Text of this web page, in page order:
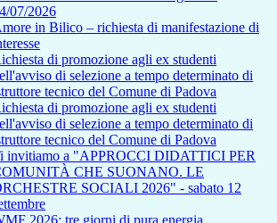
07/2026
in Bilico – richiesta di manifestazione di
di promozione agli ex studenti
di selezione a tempo determinato di
tecnico del Comune di Padova
di promozione agli ex studenti
di selezione a tempo determinato di
tecnico del Comune di Padova
invitiamo a "APPROCCI DIDATTICI PER
CHE SUONANO. LE
SOCIALI 2026" - sabato 12